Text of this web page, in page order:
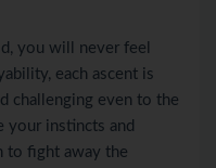
you will never feel
each ascent is
challenging even to the
your instincts and
to fight away the